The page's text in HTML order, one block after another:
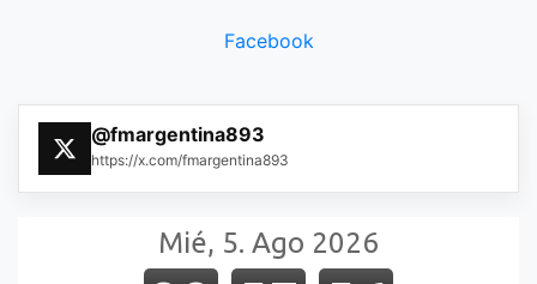
Facebook
@fmargentina893
https://x.com/fmargentina893